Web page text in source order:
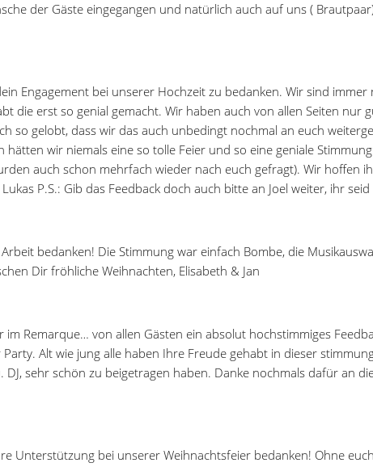
der Gäste eingegangen und natürlich auch auf uns (
Engagement bei unserer Hochzeit zu bedanken. Wir sind
die erst so genial gemacht. Wir haben auch von allen Seiten nur
so gelobt, dass wir das auch unbedingt nochmal an euch
wir niemals eine so tolle Feier und so eine geniale
auch schon mehrfach wieder nach euch gefragt). Wir hoffen
P.S.: Gib das Feedback doch auch bitte an Joel weiter, ihr
bedanken! Die Stimmung war einfach Bombe, die
Dir fröhliche Weihnachten, Elisabeth & Jan
Remarque… von allen Gästen ein absolut hochstimmiges
Alt wie jung alle haben Ihre Freude gehabt in dieser
sehr schön zu beigetragen haben. Danke nochmals dafür an
Unterstützung bei unserer Weihnachtsfeier bedanken! Ohne